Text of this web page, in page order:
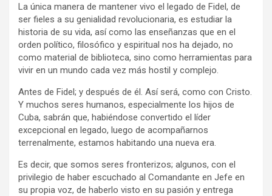
La única manera de mantener vivo el legado de Fidel, de
ser fieles a su genialidad revolucionaria, es estudiar la
historia de su vida, así como las enseñanzas que en el
orden político, filosófico y espiritual nos ha dejado, no
como material de biblioteca, sino como herramientas para
vivir en un mundo cada vez más hostil y complejo.
Antes de Fidel; y después de él. Así será, como con Cristo.
Y muchos seres humanos, especialmente los hijos de
Cuba, sabrán que, habiéndose convertido el líder
excepcional en legado, luego de acompañarnos
terrenalmente, estamos habitando una nueva era.
Es decir, que somos seres fronterizos; algunos, con el
privilegio de haber escuchado al Comandante en Jefe en
su propia voz, de haberlo visto en su pasión y entrega